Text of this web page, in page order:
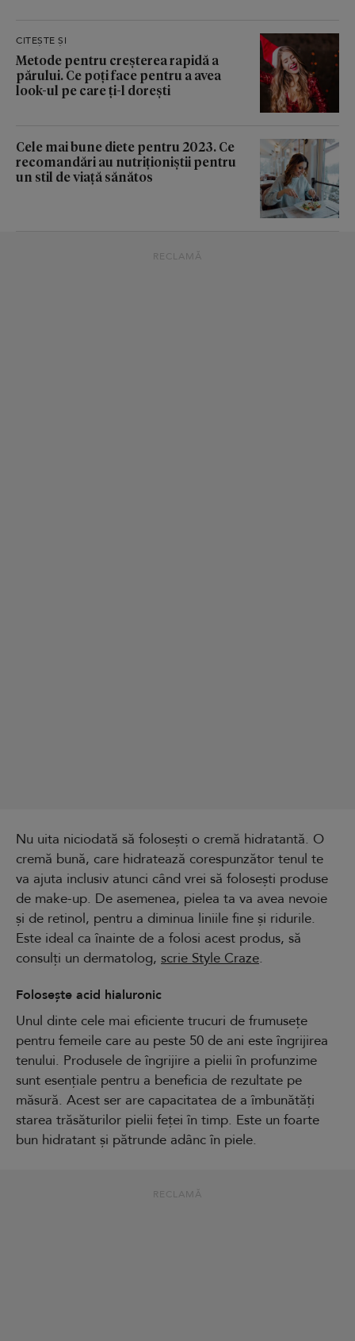
CITEȘTE ȘI
Metode pentru creșterea rapidă a
părului. Ce poți face pentru a avea
look-ul pe care ți-l dorești
Cele mai bune diete pentru 2023. Ce
recomandări au nutriționiștii pentru
un stil de viață sănătos
RECLAMĂ
Nu uita niciodată să folosești o cremă hidratantă. O
cremă bună, care hidratează corespunzător tenul te
va ajuta inclusiv atunci când vrei să folosești produse
de make-up. De asemenea, pielea ta va avea nevoie
și de retinol, pentru a diminua liniile fine și ridurile.
Este ideal ca înainte de a folosi acest produs, să
consulți un dermatolog, scrie Style Craze.
Folosește acid hialuronic
Unul dinte cele mai eficiente trucuri de frumusețe
pentru femeile care au peste 50 de ani este îngrijirea
tenului. Produsele de îngrijire a pielii în profunzime
sunt esențiale pentru a beneficia de rezultate pe
măsură. Acest ser are capacitatea de a îmbunătăți
starea trăsăturilor pielii feței în timp. Este un foarte
bun hidratant și pătrunde adânc în piele.
RECLAMĂ